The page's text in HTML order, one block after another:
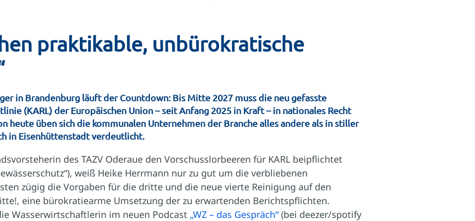
praktikable, unbürokratische
in Brandenburg läuft der Countdown: Bis Mitte 2027 muss die neu gefasste
(KARL) der Europäischen Union – seit Anfang 2025 in Kraft – in nationales Recht
heute üben sich die kommunalen Unternehmen der Branche alles andere als in stiller
in Eisenhüttenstadt verdeutlicht.
des TAZV Oderaue den Vorschusslorbeeren für KARL beipflichtet
weiß Heike Herrmann nur zu gut um die verbliebenen
zügig die Vorgaben für die dritte und die neue vierte Reinigung auf den
eine bürokratiearme Umsetzung der zu erwartenden Berichtspflichten.
Wasserwirtschaftlerin im neuen Podcast „WZ – das Gespräch“(bei deezer/spotify